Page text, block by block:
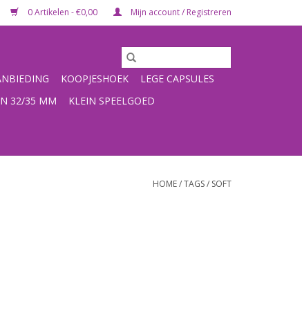
0 Artikelen - €0,00 Mijn account / Registreren
KOOPJESHOEK
LEGE CAPSULES
32/35 MM
KLEIN SPEELGOED
HOME/TAGS/ SOFT